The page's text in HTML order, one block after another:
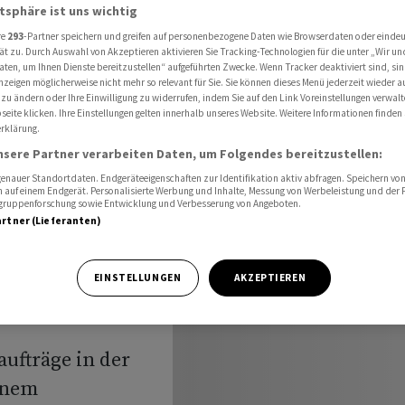
und in Deutschland über 310 Millionen
über
in der
ist uns wichtig
293-Partner speichern und greifen auf personenbezogene Daten wie Browserdaten oder
zu. Durch Auswahl von Akzeptieren aktivieren Sie Tracking-Technologien für die unter „Wir
um Ihnen Dienste bereitzustellen“ aufgeführten Zwecke. Wenn Tracker deaktiviert sind,
möglicherweise nicht mehr so relevant für Sie. Sie können dieses Menü jederzeit wieder
ändern oder Ihre Einwilligung zu widerrufen, indem Sie auf den Link Voreinstellungen
klicken. Ihre Einstellungen gelten innerhalb unseres Website. Weitere Informationen finden
Partner verarbeiten Daten, um Folgendes bereitzustellen:
Standortdaten. Endgeräteeigenschaften zur Identifikation aktiv abfragen. Speichern
einem Endgerät. Personalisierte Werbung und Inhalte, Messung von Werbeleistung und der
sowie Entwicklung und Verbesserung von Angeboten.
(Lieferanten)
EINSTELLUNGEN AKZEPTIEREN